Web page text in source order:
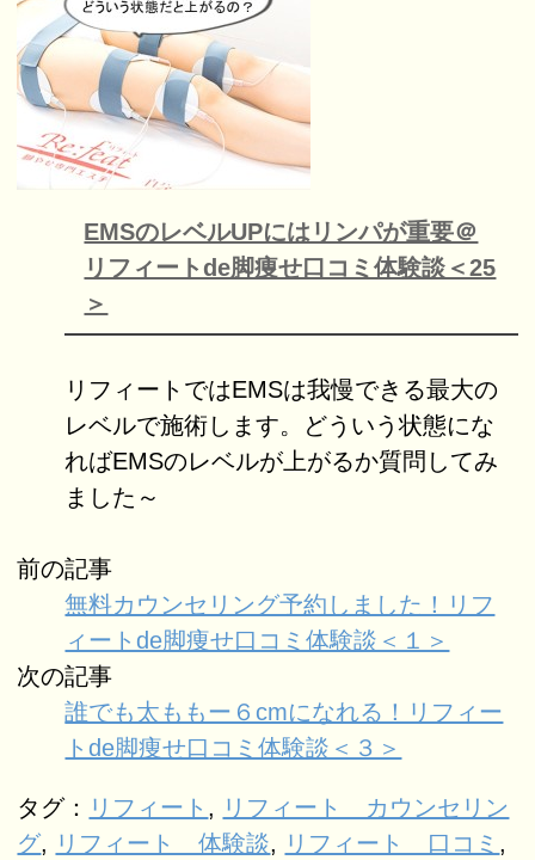
EMSのレベルUPにはリンパが重要＠
リフィートde脚痩せ口コミ体験談＜25
＞
リフィートではEMSは我慢できる最大の
レベルで施術します。どういう状態にな
ればEMSのレベルが上がるか質問してみ
ました～
前の記事
無料カウンセリング予約しました！リフ
ィートde脚痩せ口コミ体験談＜１＞
次の記事
誰でも太ももー６cmになれる！リフィー
トde脚痩せ口コミ体験談＜３＞
タグ： リフィート , リフィート カウンセリン
グ, リフィート 体験談, リフィート 口コミ ,